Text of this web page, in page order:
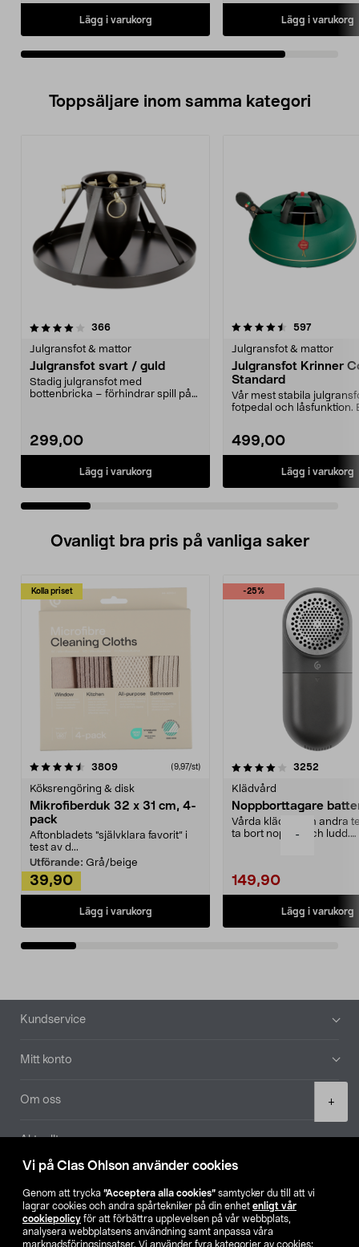
Vi på Clas Ohlson använder cookies
Genom att trycka ”Acceptera alla cookies” samtycker du till att vi
lagrar cookies och andra spårtekniker på din enhet enligt vår
cookiepolicy för att förbättra upplevelsen på vår webbplats,
analysera webbplatsens användning samt anpassa våra
marknadsföringsinsatser. Vi använder fyra kategorier av cookies:
-
+
Lägg i varukorg Lägg i varukorg
Toppsäljare inom samma kategori
366recensioner
Julgransfot & mattor
Julgransfot svart / guld
Stadig julgransfot med
bottenbricka – förhindrar spill på
299,00
Lägg i varukorg
4.5 av 5 stjärnor 597
Julgransfot & mattor
Julgransfot Krinner
Standard
Vår mest stabila
fotpedal och låsfunktion.
499,00
Lägg i varukorg
5.0 av 5 stjärnor
Ovanligt bra pris på vanliga saker
Kolla priset
3809recensioner (9,97/st)
Köksrengöring & disk
Mikrofiberduk 32 x 31 cm, 4-
pack
Aftonbladets "självklara favorit” i
test av d...
Utförande: Grå/beige
39,90
Lägg i varukorg
-25%
4.0av 5 stjärnor 3252
Klädvård
Noppborttagare
Vårda kläder och andra
ta bort noppor och ludd.
149,90
Lägg i varukorg
4.5av 5 stjärnor
Sidfot
Kundservice
Mitt konto
Om oss
Aktuellt
Hitta butik